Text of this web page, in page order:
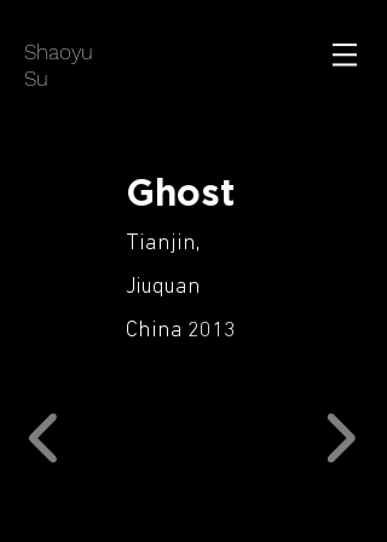
Shaoyu
Su
Ghost
Tianjin,
Jiuquan
China 2013